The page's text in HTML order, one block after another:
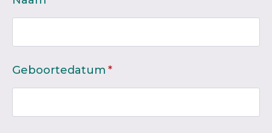
Geboortedatum *